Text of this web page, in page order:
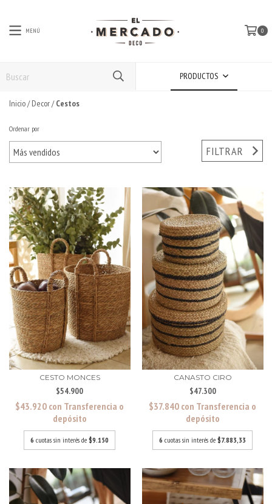
MENÚ 0
PRODUCTOS
Inicio/ Decor/ Cestos
Ordenar por
FILTRAR
CESTO MONCES
$54.900
$43.920 con Transferencia o
depósito
6 cuotas sin interés de $9.150
CANASTO CIRO
$47.300
$37.840 con Transferencia o
depósito
6 cuotas sin interés de $7.883,33